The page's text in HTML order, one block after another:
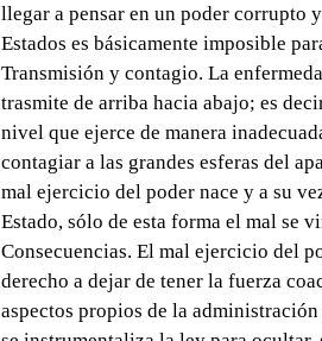
llegar a pensar en un poder corrupto
Estados es básicamente imposible
Transmisión y contagio. La
trasmite de arriba hacia abajo; es
nivel que ejerce de manera
contagiar a las grandes esferas del
mal ejercicio del poder nace y a su
Estado, sólo de esta forma el mal se
Consecuencias. El mal ejercicio del
derecho a dejar de tener la fuerza
aspectos propios de la